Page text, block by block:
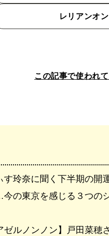
レリアンオ
この記事で使われ
す玲奈に聞く下半期の開
の東京を感じる３つの
ゼルノンノン】戸田菜